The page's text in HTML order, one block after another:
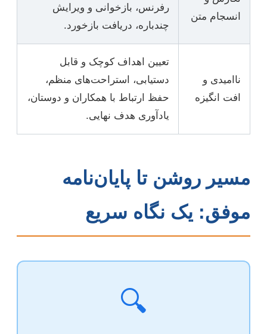
انسجام متن
رفرنس، بازخوانی و ویرایش
چندباره، دریافت بازخورد.
ناامیدی و
افت انگیزه
تعیین اهداف کوچک و قابل
دستیابی، استراحت‌های منظم،
حفظ ارتباط با همکاران و دوستان،
یادآوری هدف نهایی.
مسیر روشن تا پایان‌نامه
موفق: یک نگاه سریع
🔍